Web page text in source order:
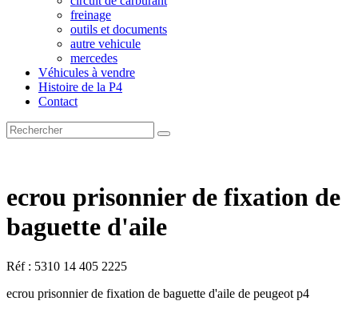
freinage
outils et documents
autre vehicule
mercedes
Véhicules à vendre
Histoire de la P4
Contact
ecrou prisonnier de fixation de
baguette d'aile
Réf : 5310 14 405 2225
ecrou prisonnier de fixation de baguette d'aile de peugeot p4